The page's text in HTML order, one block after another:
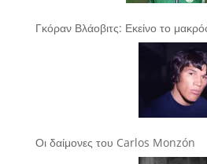
Γκόραν Βλάοβιτς: Εκείνο το
Οι δαίμονες του Carlos Monzón